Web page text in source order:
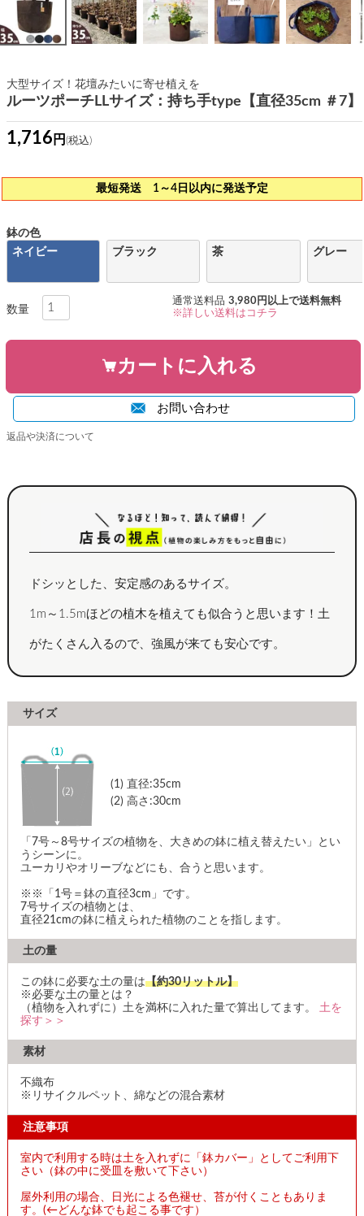
大型サイズ！花壇みたいに寄せ植えを
ルーツポーチLLサイズ：持ち手type【直径35cm ＃7】
1,716
最短発送 1～4日以内に発送予定
通常送料品 3,980円以上で送料無料
※詳しい送料はコチラ
鉢の色
ネイビー
ブラック 茶 グレー
カートに入れる
お問い合わせ
返品や決済について
ドシッとした、安定感のあるサイズ。
1m～1.5mほどの植木を植えても似合うと思います！土
がたくさん入るので、強風が来ても安心です。
サイズ
(1) 直径:35cm
(2) 高さ:30cm
「7号～8号サイズの植物を、大きめの鉢に植え替えたい」とい
うシーンに。
ユーカリやオリーブなどにも、合うと思います。
※※「1号＝鉢の直径3cm」です。
7号サイズの植物とは、
直径21cmの鉢に植えられた植物のことを指します。
土の量
この鉢に必要な土の量は【約30リットル】
※必要な土の量とは？
（植物を入れずに）土を満杯に入れた量で算出してます。 土を
探す＞＞
素材
不織布
※リサイクルペット、綿などの混合素材
注意事項
室内で利用する時は土を入れずに「鉢カバー」としてご利用下
さい（鉢の中に受皿を敷いて下さい）
屋外利用の場合、日光による色褪せ、苔が付くこともありま
す。(←どんな鉢でも起こる事です）